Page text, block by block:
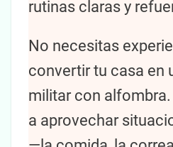
rutinas claras y
No necesitas
convertir tu casa en
militar con
a aprovechar